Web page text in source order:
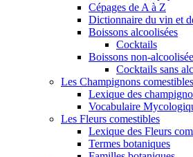
Cépages de A à Z
Dictionnaire du vin et
Boissons alcoolisées
Cocktails
Boissons non-
Cocktails sans
Les Champignons comestibles
Lexique des
Vocabulaire
Les Fleurs comestibles
Lexique des Fleurs
Termes botaniques